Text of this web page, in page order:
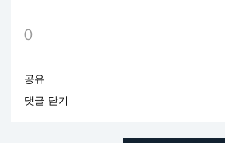
0
공유
댓글 닫기